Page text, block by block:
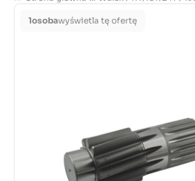
1osobawyświetla tę ofertę